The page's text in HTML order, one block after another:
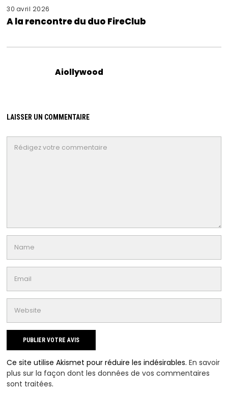
30 avril 2026
A la rencontre du duo FireClub
Aiollywood
LAISSER UN COMMENTAIRE
Ce site utilise Akismet pour réduire les indésirables.En savoir
plus sur la façon dont les données de vos commentaires
sont traitées.